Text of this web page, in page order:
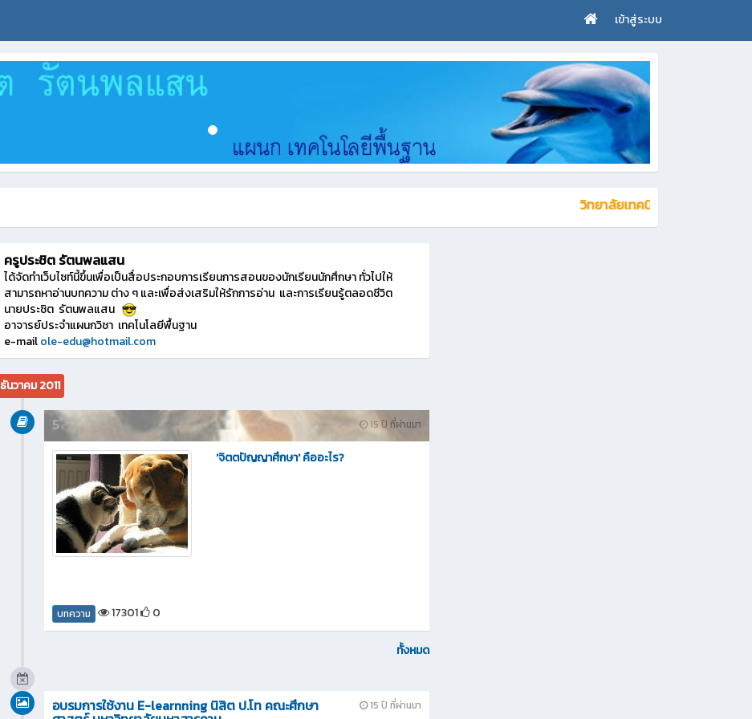
เข้าสู่ระบบ
วิทยาลัยเทคนิคสัตหีบ
ครูประชิต รัตนพลแสน
ได้จัดทำเว็บไซท์นี้ขึ้นเพื่อเป็นสื่อประกอบการเรียนการสอนของนักเรียนนักศึกษา ทั่วไปให้
สามารถหาอ่านบทความ ต่าง ๆ และเพื่อส่งเสริมให้รักการอ่าน และการเรียนรู้ตลอดชีวิต
นายประชิต รัตนพลแสน
อาจารย์ประจำแผนกวิชา เทคโนโลยีพื้นฐาน
e-mailole-edu@hotmail.com
ธันวาคม 2011
15 ปี ที่ผ่านมา
5
'จิตตปัญญาศึกษา' คืออะไร?
บทความ 17301 0
ทั้งหมด
15 ปี ที่ผ่านมา
อบรมการใช้งาน E-learnning นิสิต ป.โท คณะศึกษา